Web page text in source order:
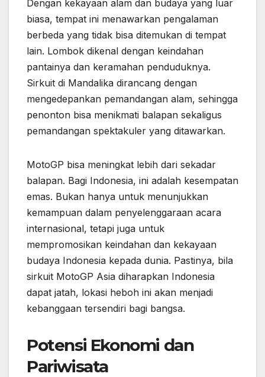
Dengan kekayaan alam dan budaya yang luar
biasa, tempat ini menawarkan pengalaman
berbeda yang tidak bisa ditemukan di tempat
lain. Lombok dikenal dengan keindahan
pantainya dan keramahan penduduknya.
Sirkuit di Mandalika dirancang dengan
mengedepankan pemandangan alam, sehingga
penonton bisa menikmati balapan sekaligus
pemandangan spektakuler yang ditawarkan.
MotoGP bisa meningkat lebih dari sekadar
balapan. Bagi Indonesia, ini adalah kesempatan
emas. Bukan hanya untuk menunjukkan
kemampuan dalam penyelenggaraan acara
internasional, tetapi juga untuk
mempromosikan keindahan dan kekayaan
budaya Indonesia kepada dunia. Pastinya, bila
sirkuit MotoGP Asia diharapkan Indonesia
dapat jatah, lokasi heboh ini akan menjadi
kebanggaan tersendiri bagi bangsa.
Potensi Ekonomi dan
Pariwisata